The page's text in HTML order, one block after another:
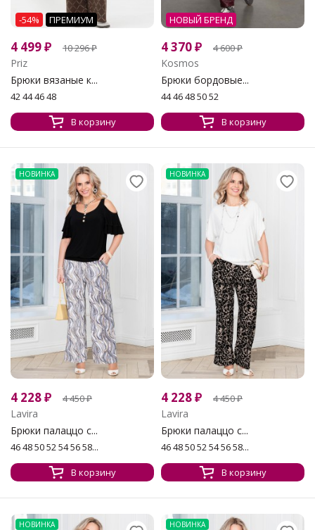
-54% ПРЕМИУМ
4 499₽ 10 296₽
Priz
Брюки вязаные к...
42 44 46 48
В корзину
НОВЫЙ БРЕНД
4 370₽ 4 600₽
Kosmos
Брюки бордовые...
44 46 48 50 52
В корзину
НОВИНКА
4 228₽ 4 450₽
Lavira
Брюки палаццо с...
46 48 50 52 54 56 58...
В корзину
НОВИНКА
4 228₽ 4 450₽
Lavira
Брюки палаццо с...
46 48 50 52 54 56 58...
В корзину
НОВИНКА НОВИНКА